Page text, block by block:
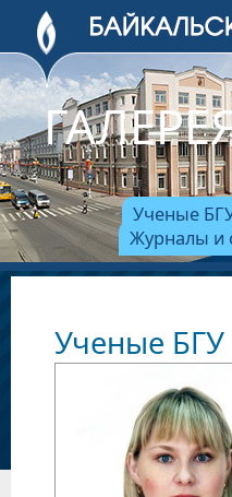
Ученые
Журналы и
Ученые БГУ